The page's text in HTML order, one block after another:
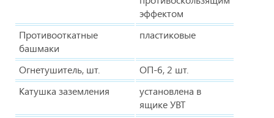
эффектом
Противооткатные
башмаки
пластиковые
Огнетушитель, шт.
ОП-6, 2 шт.
Катушка заземления
установлена в
ящике УВТ